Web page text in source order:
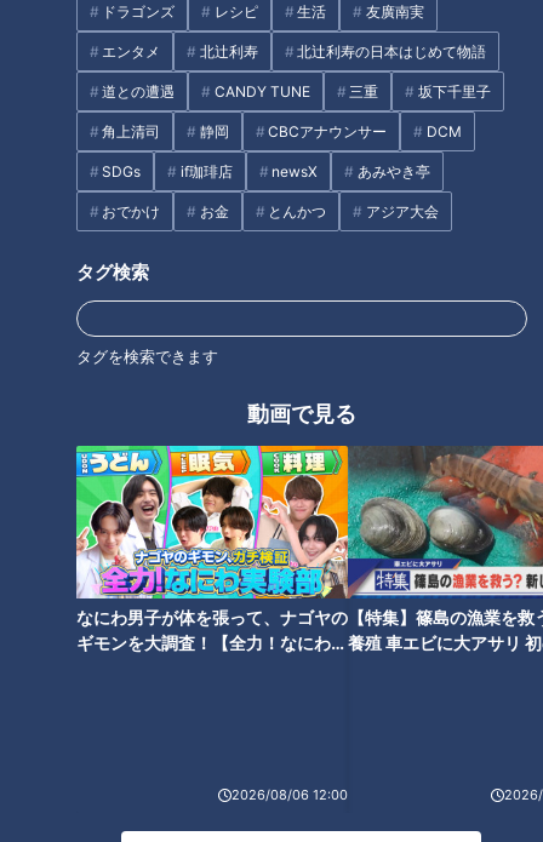
ドラゴンズ レシピ 生活 友廣南実
エンタメ 北辻利寿 北辻利寿の日本はじめて物語
道との遭遇 CANDY TUNE 三重 坂下千里子
角上清司 静岡 CBCアナウンサー DCM
SDGs if珈琲店 newsX あみやき亭
おでかけ お金 とんかつ アジア大会
タグ検索
タグを検索できます
動画で見る
なにわ男子が体を張って、ナゴヤの
ギモンを大調査！【全力！なにわ実
2026/08/06 12:00
【特集】篠島の漁業を救
養殖 車エビに大アサリ
ドキュメンタリー WEB限定 自閉症
オススメ関連コンテンツ
「どうせ自分なんか」障害のあ
年が克服のために選んだ道
【ガン闘病‥涙の真相】繁華街
で鶏とお散歩！？謎の“ニワトリ
おじさん”に密着
兵士を看病した戦時中からずっ
と現役‥「仕事がある限り働き
続ける」97歳の看護師の生き方